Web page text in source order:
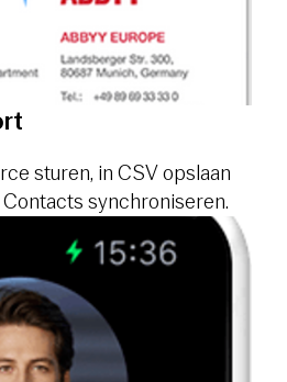
sturen, in CSV opslaan
synchroniseren.